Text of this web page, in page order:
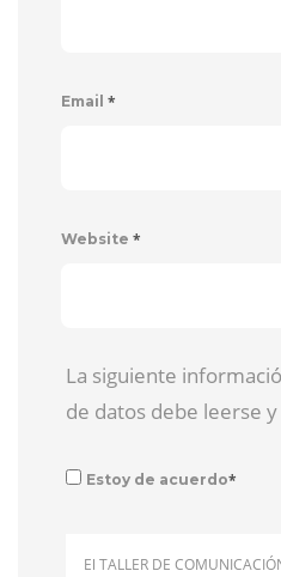
Email *
Website *
La siguiente
de datos debe leerse
Estoy de acuerdo*
El TALLER DE